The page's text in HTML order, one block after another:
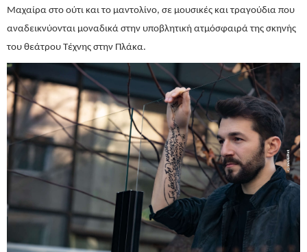
Μαχαίρα στο ούτι και το μαντολίνο, σε μουσικές και τραγούδια που
αναδεικνύονται μοναδικά στην υποβλητική ατμόσφαιρά της σκηνής
του θεάτρου Τέχνης στην Πλάκα.